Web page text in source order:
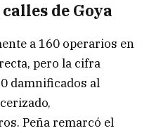
de Goya
a 160 operarios en
pero la cifra
damnificados al
Peña remarcó el